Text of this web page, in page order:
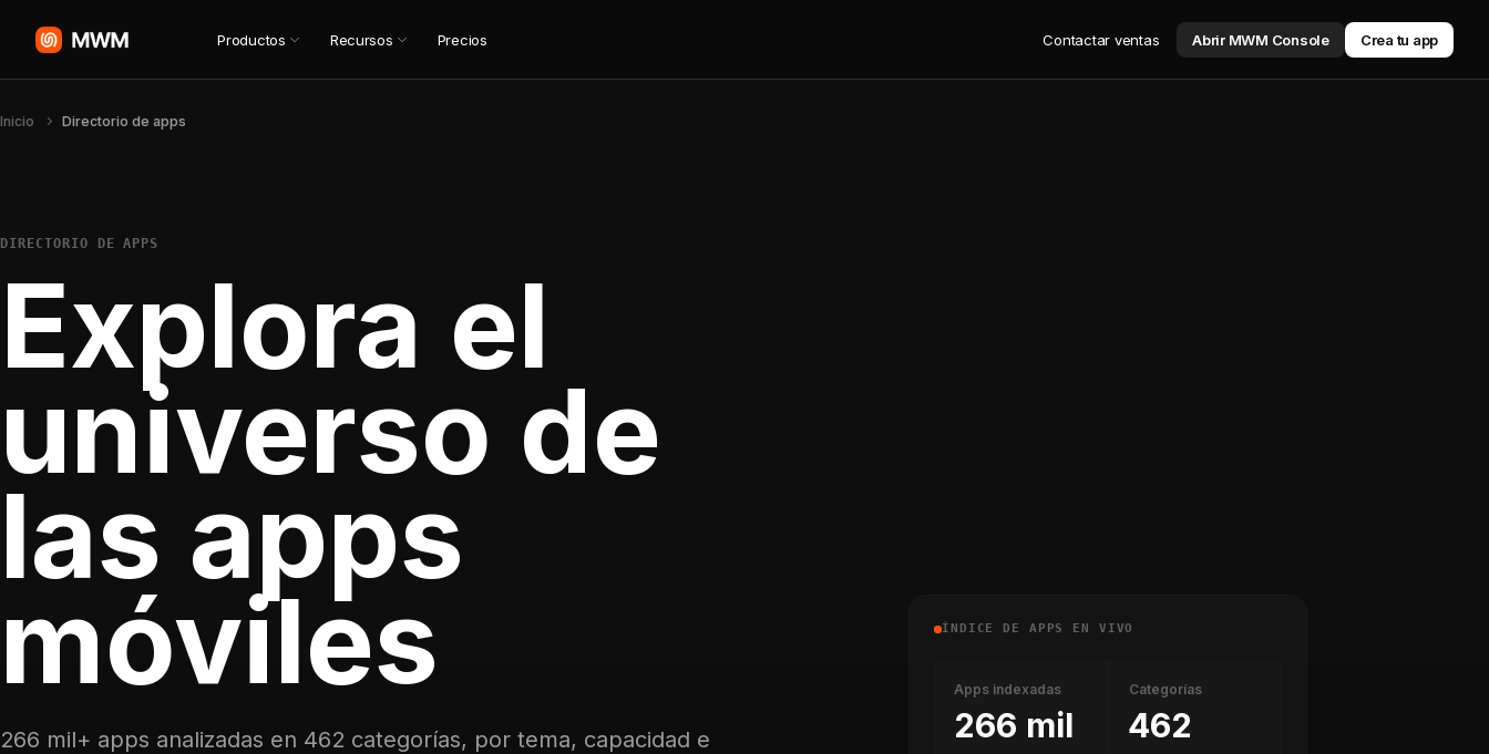
Productos Recursos Precios Contactar ventas Abrir MWM Console Crea tu app
Inicio Directorio de apps
DIRECTORIO DE APPS
Explora el
universo de
las apps
móviles
266 mil+ apps analizadas en 462 categorías, por tema, capacidad e
ÍNDICE DE APPS EN VIVO
Apps indexadas
266 mil
Categorías
462